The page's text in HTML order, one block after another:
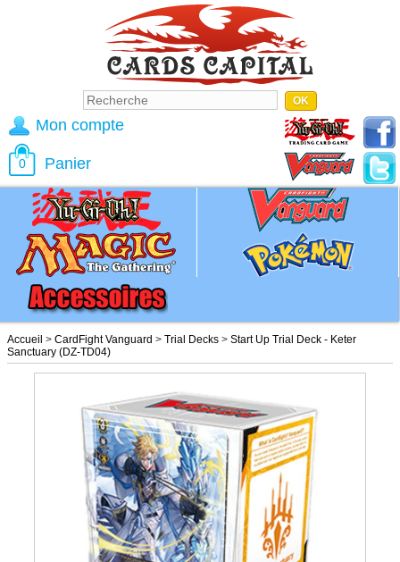
Accueil > CardFight Vanguard > Trial Decks > Start Up Trial Deck - Keter
Sanctuary (DZ-TD04)
Mon compte
0 Panier